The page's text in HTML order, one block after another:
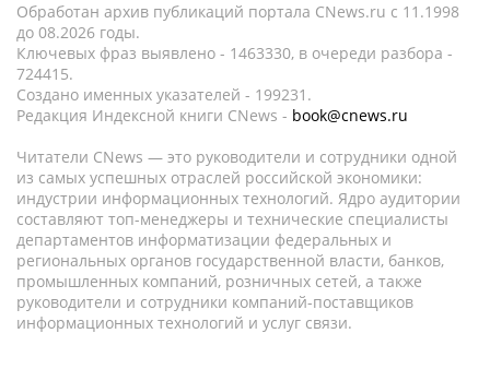
Обработан архив публикаций портала CNews.ru c 11.1998
до 08.2026 годы.
Ключевых фраз выявлено - 1463330, в очереди разбора -
724415.
Создано именных указателей - 199231.
Редакция Индексной книги CNews - book@cnews.ru
Читатели CNews — это руководители и сотрудники одной
из самых успешных отраслей российской экономики:
индустрии информационных технологий. Ядро аудитории
составляют топ-менеджеры и технические специалисты
департаментов информатизации федеральных и
региональных органов государственной власти, банков,
промышленных компаний, розничных сетей, а также
руководители и сотрудники компаний-поставщиков
информационных технологий и услуг связи.